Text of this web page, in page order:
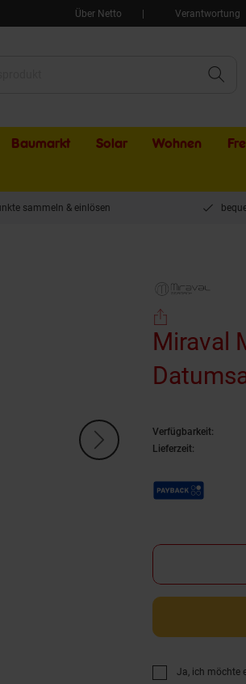
Über Netto Verantwortung
Baumarkt Solar Wohnen
sammeln & einlösen
Miraval Miraval Damenarmbanduhr mit
Verfügbarkeit:
Lieferzeit:
Payback Punkte
Ja, ich möchte